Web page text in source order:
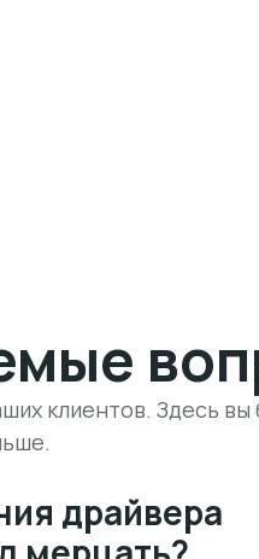
клиентов. Здесь
драйвера